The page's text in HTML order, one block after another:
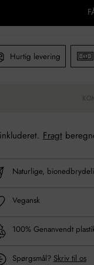
Hurtig levering
Fragt
Naturlige,
Vegansk
100% Genanvendt
Spørgsmål? Skriv til os